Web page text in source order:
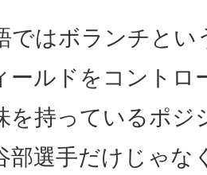
ではボランチとい
ールドをコントロ
を持っているポジ
部選手だけじゃな